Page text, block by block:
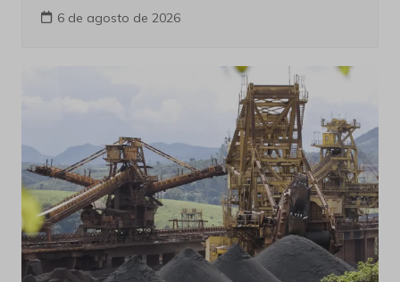
6 de agosto de 2026